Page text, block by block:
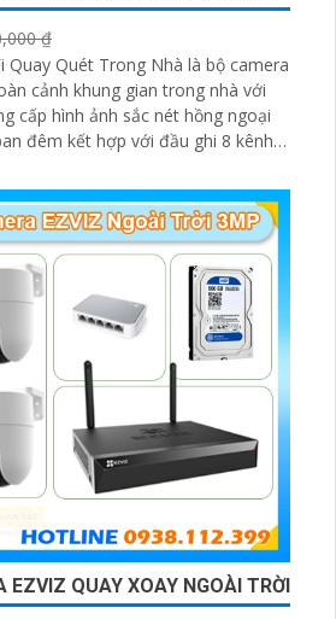
₫
Quay Quét Trong Nhà là bộ camera
cảnh khung gian trong nhà với
cấp hình ảnh sắc nét hồng ngoại
đêm kết hợp với đầu ghi 8 kênh
EZVIZ QUAY XOAY NGOÀI TRỜI